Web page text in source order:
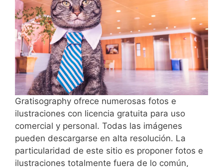
Gratisography ofrece numerosas fotos e
ilustraciones con licencia gratuita para uso
comercial y personal. Todas las imágenes
pueden descargarse en alta resolución. La
particularidad de este sitio es proponer fotos e
ilustraciones totalmente fuera de lo común,